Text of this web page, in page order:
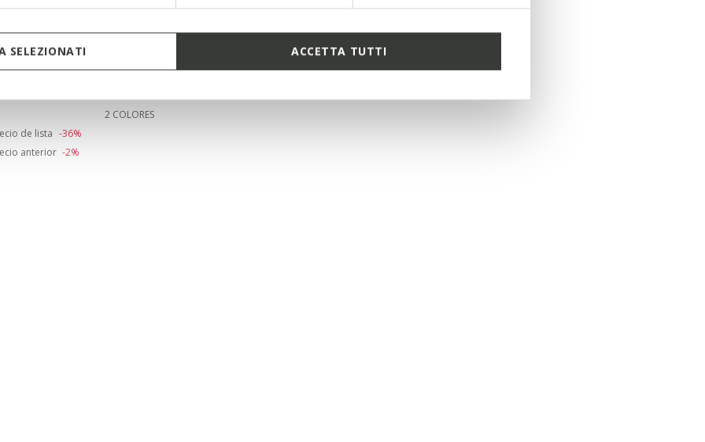
SELEZIONATI ACCETTA TUTTI
2 COLORES
from
de lista -36%
anterior -2%